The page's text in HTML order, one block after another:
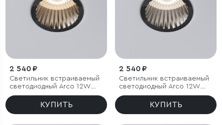
2 540 ₽
Светильник встраиваемый
светодиодный Arco 12W
3000K черный жемчуг IP44
КУПИТЬ
2 540 ₽
Светильник встраиваемый
светодиодный Arco 12W
4000K черный жемчуг IP44
КУПИТЬ